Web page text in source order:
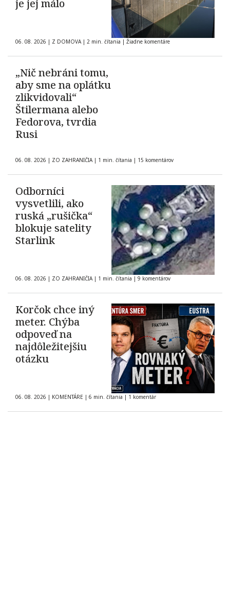
je jej málo
06. 08. 2026 | Z DOMOVA | 2 min. čítania | Žiadne komentáre
„Nič nebráni tomu,
aby sme na oplátku
zlikvidovali“
Štilermana alebo
Fedorova, tvrdia
Rusi
06. 08. 2026 | ZO ZAHRANIČIA | 1 min. čítania | 15 komentárov
Odborníci
vysvetlili, ako
ruská „rušička“
blokuje satelity
Starlink
06. 08. 2026 | ZO ZAHRANIČIA | 1 min. čítania | 9 komentárov
Korčok chce iný
meter. Chýba
odpoveď na
najdôležitejšiu
otázku
06. 08. 2026 | KOMENTÁRE | 6 min. čítania | 1 komentár